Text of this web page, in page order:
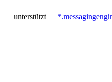
unterstützt